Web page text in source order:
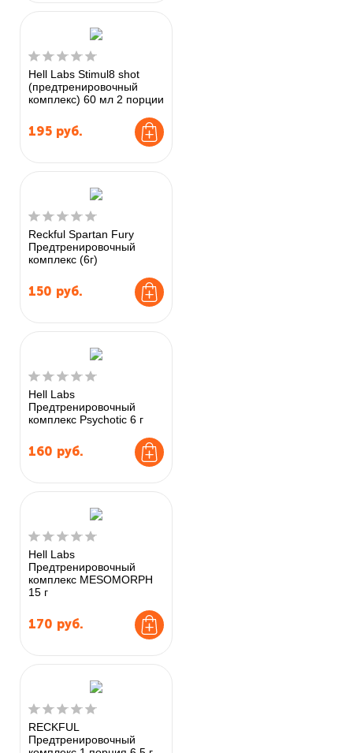
Hell Labs Stimul8 shot
(предтренировочный
комплекс) 60 мл 2 порции
195 руб.
Reckful Spartan Fury
Предтренировочный
комплекс (6г)
150 руб.
Hell Labs
Предтренировочный
комплекс Psychotic 6 г
160 руб.
Hell Labs
Предтренировочный
комплекс MESOMORPH
15 г
170 руб.
RECKFUL
Предтренировочный